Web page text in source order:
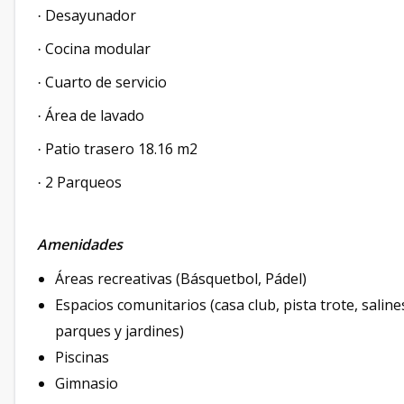
· Desayunador
· Cocina modular
· Cuarto de servicio
· Área de lavado
· Patio trasero 18.16 m2
· 2 Parqueos
Amenidades
Áreas recreativas (Básquetbol, Pádel)
Espacios comunitarios (casa club, pista trote,
parques y jardines)
Piscinas
Gimnasio